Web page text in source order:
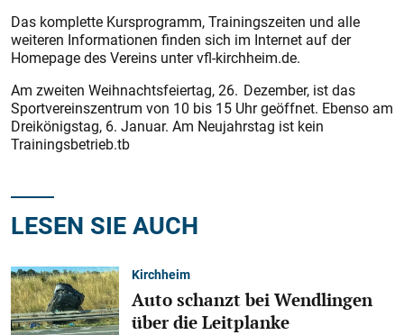
Das komplette Kursprogramm, Trainingszeiten und alle
weiteren Informationen finden sich im Internet auf der
Homepage des Vereins unter vfl-kirchheim.de.
Am zweiten Weihnachtsfeiertag, 26. Dezember, ist das
Sportvereinszentrum von 10 bis 15 Uhr geöffnet. Ebenso am
Dreikönigstag, 6. Januar. Am Neujahrstag ist kein
Trainingsbetrieb.tb
LESEN SIE AUCH
Kirchheim
Auto schanzt bei Wendlingen
über die Leitplanke